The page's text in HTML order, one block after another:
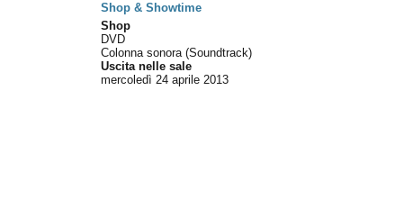
Shop & Showtime
Shop
DVD
Colonna sonora (Soundtrack)
Uscita nelle sale
mercoledì 24 aprile 2013